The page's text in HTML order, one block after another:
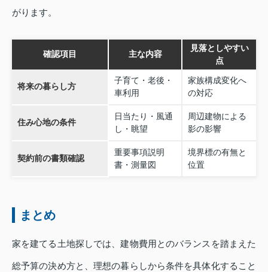
がります。
確認項目 主な内容
見落としやすい
点
将来の暮らし方
子育て・老後・
車利用
家族構成変化へ
の対応
住み心地の条件
日当たり・風通
し・眺望
周辺建物による
影の影響
契約前の書類確認
重要事項説明
書・測量図
境界標の有無と
位置
まとめ
家を建てる土地探しでは、建物費用とのバランスを踏まえた
総予算の決め方と、理想の暮らしから条件を具体化すること